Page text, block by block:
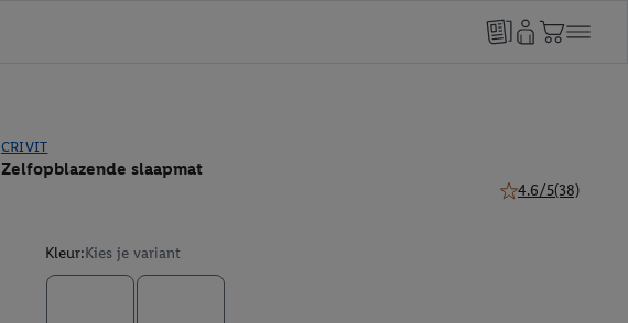
CRIVIT
Zelfopblazende slaapmat
4.6/5(38)
Kleur:Kies je variant